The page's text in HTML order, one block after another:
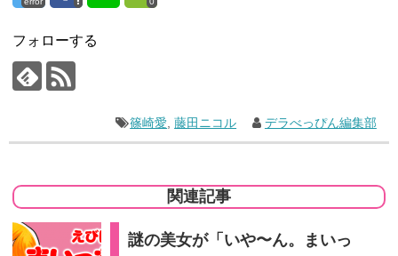
フォローする
篠崎愛,藤田ニコル デラべっぴん編集部
関連記事
謎の美女が「いや〜ん。まいっ